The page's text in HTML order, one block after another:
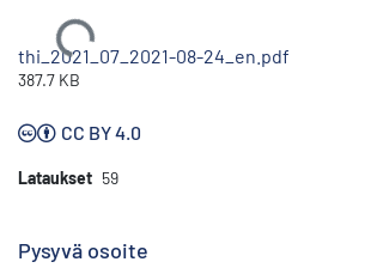
Ladataan...
thi_2021_07_2021-08-24_en.pdf
387.7 KB
CC BY 4.0
Lataukset 59
Pysyvä osoite